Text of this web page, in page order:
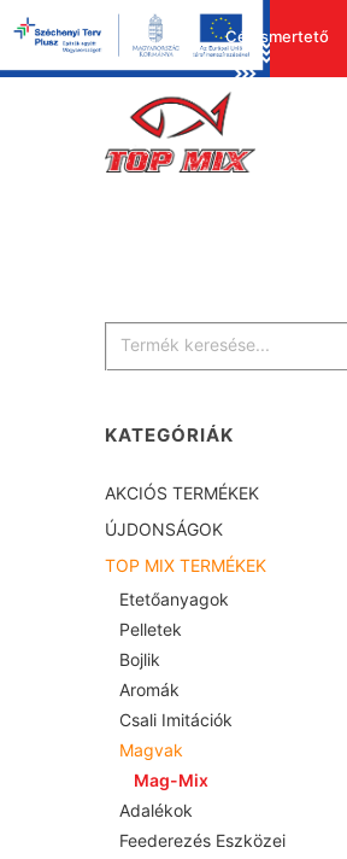
Cégismertető
KATEGÓRIÁK
AKCIÓS TERMÉKEK
ÚJDONSÁGOK
TOP MIX TERMÉKEK
Etetőanyagok
Pelletek
Bojlik
Aromák
Csali Imitációk
Magvak
Mag-Mix
Adalékok
Feederezés Eszközei